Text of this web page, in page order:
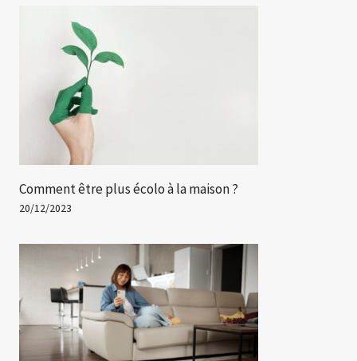
Comment être plus écolo à la maison ?
20/12/2023